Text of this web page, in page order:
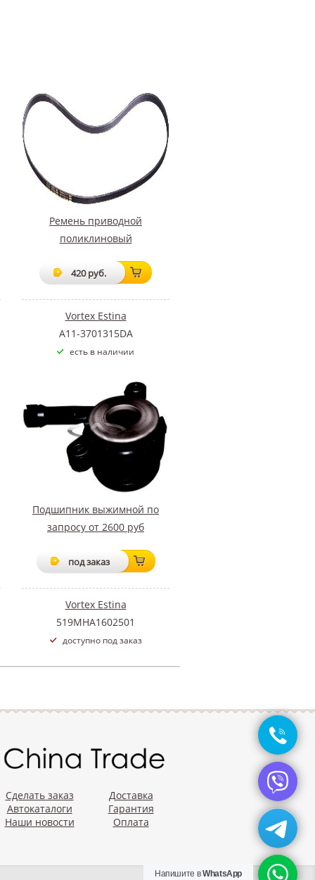
Ремень приводной
поликлиновый
420 руб.
Vortex Estina
A11-3701315DA
есть в наличии
Подшипник выжимной по
запросу от 2600 руб
под заказ
Vortex Estina
519MHA1602501
доступно под заказ
Сделать заказ
Автокаталоги
Наши новости
Доставка
Гарантия
Оплата
Напишите вWhatsApp